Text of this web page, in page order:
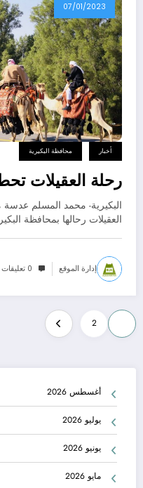
07/01/2023
أخبار محافظة البكيرية
رحلة العقيلات تحط
البكيرية- محمد المسلم
العقيلات رحالها بمحافظة
إدارة الموقع 0 تعليقات
تعدد
صفحات
المقالات
2
أغسطس 2026
يوليو 2026
يونيو 2026
مايو 2026